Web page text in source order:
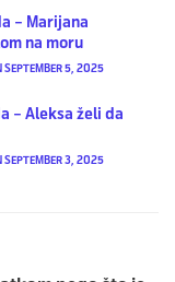
– Marijana
na moru
SEPTEMBER 5, 2025
– Aleksa želi da
SEPTEMBER 3, 2025